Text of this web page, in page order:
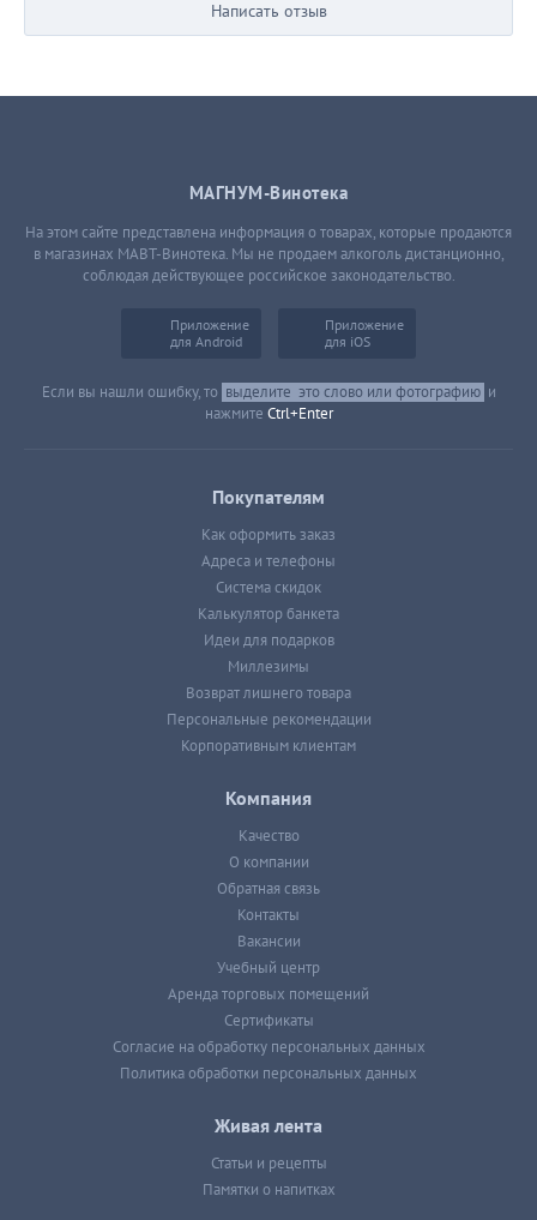
Написать отзыв
МАГНУМ-Винотека
На этом сайте представлена информация о товарах, которые продаются
в магазинах МАВТ-Винотека. Мы не продаем алкоголь дистанционно,
соблюдая действующее российское законодательство.
Приложение
для Android
Приложение
для iOS
Если вы нашли ошибку, то выделите это слово или фотографию и
нажмите Ctrl+Enter
Покупателям
Как оформить заказ
Адреса и телефоны
Система скидок
Калькулятор банкета
Идеи для подарков
Миллезимы
Возврат лишнего товара
Персональные рекомендации
Корпоративным клиентам
Компания
Качество
О компании
Обратная связь
Контакты
Вакансии
Учебный центр
Аренда торговых помещений
Сертификаты
Согласие на обработку персональных данных
Политика обработки персональных данных
Живая лента
Статьи и рецепты
Памятки о напитках